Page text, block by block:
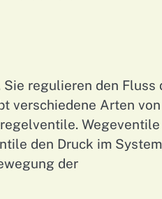
regulieren den Fluss
verschiedene Arten von
Wegeventile
den Druck im System
der